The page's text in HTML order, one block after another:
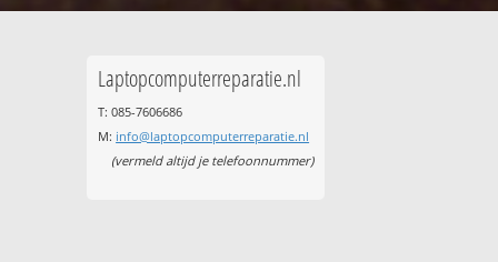
Laptopcomputerreparatie.nl
T: 085-7606686
M: info@laptopcomputerreparatie.nl
(vermeld altijd je telefoonnummer)